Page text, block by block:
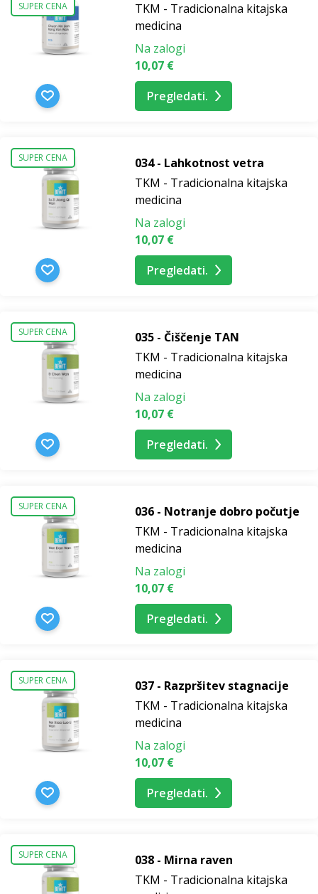
SUPER CENA
TKM - Tradicionalna kitajska
medicina
Na zalogi
10,07 €
Pregledati.
SUPER CENA
034 - Lahkotnost vetra
TKM - Tradicionalna kitajska
medicina
Na zalogi
10,07 €
Pregledati.
SUPER CENA
035 - Čiščenje TAN
TKM - Tradicionalna kitajska
medicina
Na zalogi
10,07 €
Pregledati.
SUPER CENA
036 - Notranje dobro počutje
TKM - Tradicionalna kitajska
medicina
Na zalogi
10,07 €
Pregledati.
SUPER CENA
037 - Razpršitev stagnacije
TKM - Tradicionalna kitajska
medicina
Na zalogi
10,07 €
Pregledati.
SUPER CENA
038 - Mirna raven
TKM - Tradicionalna kitajska